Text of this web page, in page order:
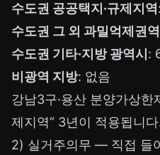
수도권 공공택지·규제지역
수도권 그 외 과밀억제권역
수도권 기타·지방 광역시 :
비광역 지방: 없음
강남3구·용산 분양가상한
제지역” 3년이 적용됩니
2) 실거주의무 — 직접 들